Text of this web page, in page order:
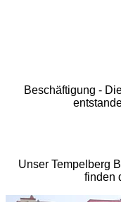
Beschäftigung -
Unser Tempelberg
finden